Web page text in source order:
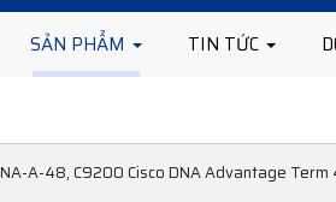
SẢN PHẨM TIN TỨC
A-48, C9200 Cisco DNA Advantage